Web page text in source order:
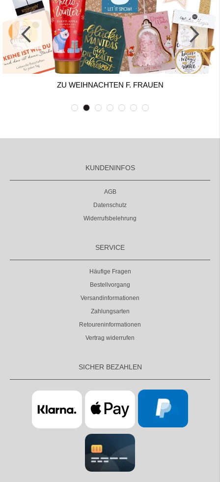
ZU WEIHNACHTEN F. FRAUEN
KUNDENINFOS
AGB
Datenschutz
Widerrufsbelehrung
SERVICE
Häufige Fragen
Bestellvorgang
Versandinformationen
Zahlungsarten
Retoureninformationen
Vertrag widerrufen
SICHER BEZAHLEN